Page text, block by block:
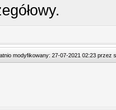
modyfikowany: 27-07-2021 02:23 przez